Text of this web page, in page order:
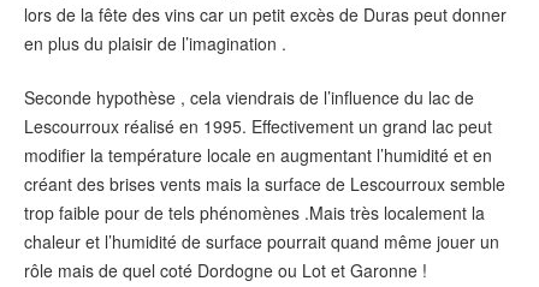
lors de la fête des vins car un petit excès de Duras peut donner
en plus du plaisir de l’imagination .
Seconde hypothèse , cela viendrais de l’influence du lac de
Lescourroux réalisé en 1995. Effectivement un grand lac peut
modifier la température locale en augmentant l’humidité et en
créant des brises vents mais la surface de Lescourroux semble
trop faible pour de tels phénomènes .Mais très localement la
chaleur et l’humidité de surface pourrait quand même jouer un
rôle mais de quel coté Dordogne ou Lot et Garonne !